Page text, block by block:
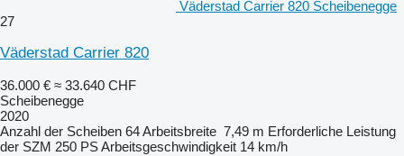
Väderstad Carrier 820 Scheibenegge
27
Väderstad Carrier 820
36.000 € ≈ 33.640 CHF
Scheibenegge
2020
Anzahl der Scheiben 64Arbeitsbreite 7,49 m Erforderliche Leistung
der SZM 250 PSArbeitsgeschwindigkeit 14 km/h